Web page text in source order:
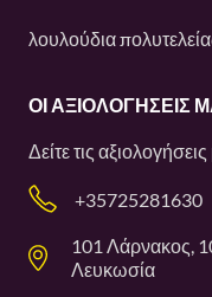
λουλούδια
ΟΙ ΑΞΙΟΛΟΓΉΣΕΙΣ
Δείτε τις
+35725281630
101 Λάρνακος,
Λευκωσία